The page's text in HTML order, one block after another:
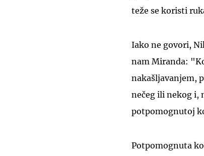
teže se koristi
Iako ne govori,
nam Miranda:
nakašljavanjem,
nečeg ili nekog i,
potpomognutoj
Potpomognuta